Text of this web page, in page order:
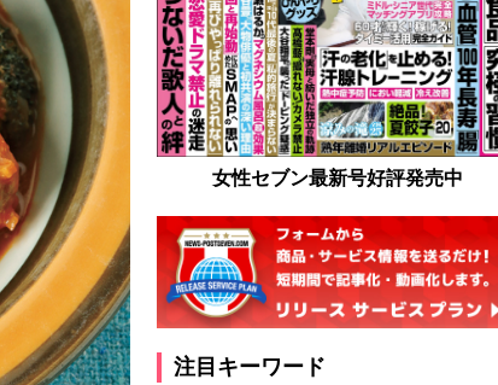
女性セブン最新号好評発売中
注目キーワード